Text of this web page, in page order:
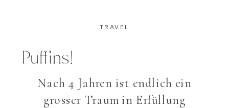
Nach 4 Jahren ist endlich ein
grosser Traum in Erfüllung
Puffins!
TRAVEL